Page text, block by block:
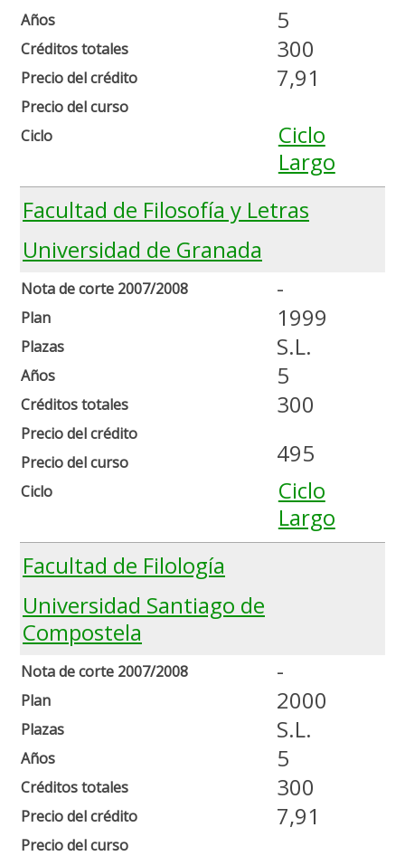
Años
Créditos totales
Precio del crédito
Precio del curso
Ciclo
5
300
7,91
Ciclo
Largo
Facultad de Filosofía y Letras
Universidad de Granada
Nota de corte 2007/2008
Plan
Plazas
Años
Créditos totales
Precio del crédito
Precio del curso
Ciclo
-
1999
S.L.
5
300
495
Ciclo
Largo
Facultad de Filología
Universidad Santiago de
Compostela
Nota de corte 2007/2008
Plan
Plazas
Años
Créditos totales
Precio del crédito
Precio del curso
-
2000
S.L.
5
300
7,91